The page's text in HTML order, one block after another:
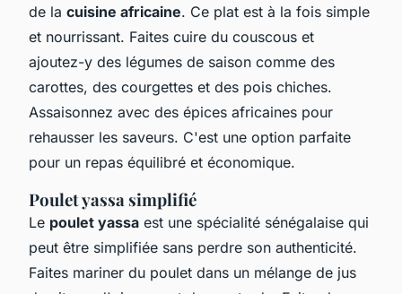
de la cuisine africaine. Ce plat est à la fois simple
et nourrissant. Faites cuire du couscous et
ajoutez-y des légumes de saison comme des
carottes, des courgettes et des pois chiches.
Assaisonnez avec des épices africaines pour
rehausser les saveurs. C'est une option parfaite
pour un repas équilibré et économique.
Poulet yassa simplifié
Le poulet yassa est une spécialité sénégalaise qui
peut être simplifiée sans perdre son authenticité.
Faites mariner du poulet dans un mélange de jus